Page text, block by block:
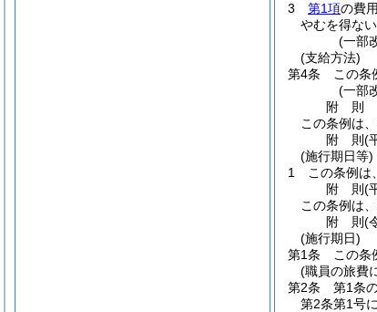
3
第1項の費
やむを得な
(一部
(支給方法)
第4条
この条
(一部
附 則
この条例は
附 則(
(施行期日等)
1
この条例は
附 則(
この条例は
附 則(
(施行期日)
第1条
この条
(職員の旅費
第2条
第1条
第2条第1号